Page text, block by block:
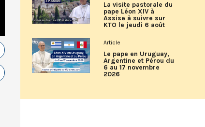
La visite pastorale du
pape Léon XIV à
Assise à suivre sur
KTO le jeudi 6 août
Article
Le pape en Uruguay,
Argentine et Pérou du
6 au 17 novembre
2026